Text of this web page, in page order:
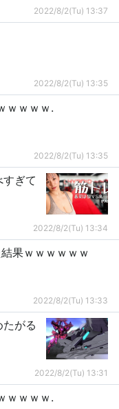
2022/8/2(Tu) 13:37
2022/8/2(Tu) 13:35
ｗｗｗｗ.
2022/8/2(Tu) 13:35
すぎて
2022/8/2(Tu) 13:34
果ｗｗｗｗｗｗ
2022/8/2(Tu) 13:33
たがる
2022/8/2(Tu) 13:31
ｗｗｗｗ.